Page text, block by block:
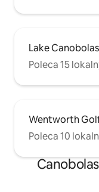
Lake Canobolas
Poleca 15
Wentworth
Poleca 10